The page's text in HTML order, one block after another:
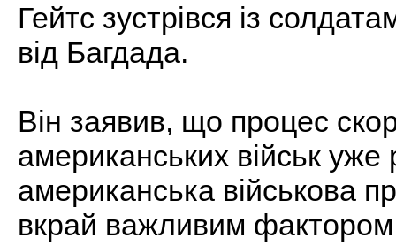
Гейтс зустрівся із
від Багдада.
Він заявив, що процес
американських військ
американська військова
вкрай важливим фактором